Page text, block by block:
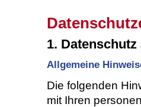
1.
Allgemeine
Die folgenden
mit Ihren